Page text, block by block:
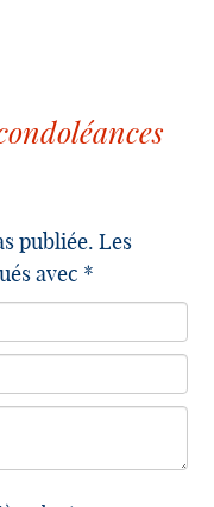
publiée. Les
avec *